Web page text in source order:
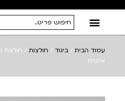
עמוד הבית / ביגוד / חולצות
אישית